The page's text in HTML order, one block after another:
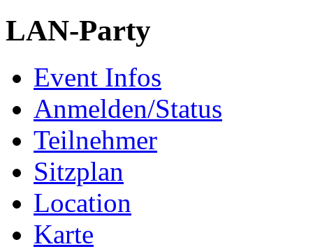
LAN-Party
Event Infos
Anmelden/Status
Teilnehmer
Sitzplan
Location
Karte